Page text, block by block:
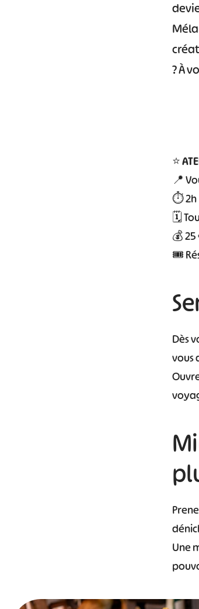
? À
⭐
📍
⏱️ 2h
🗓️
💰
🎟
Dès
vous
Une